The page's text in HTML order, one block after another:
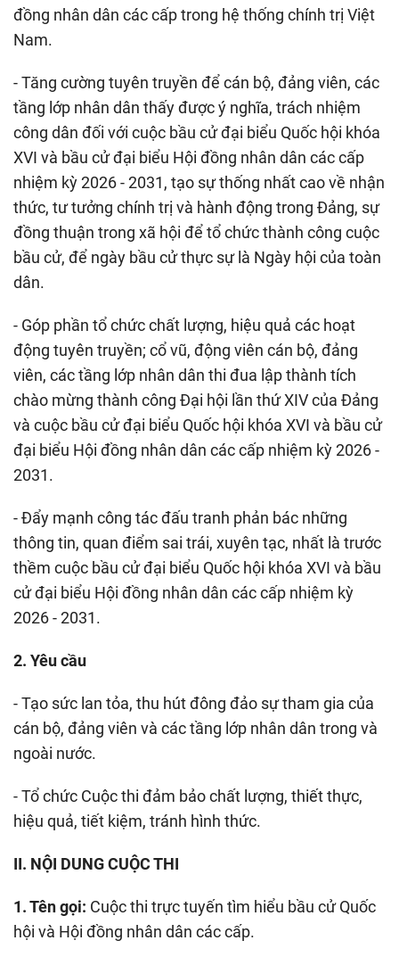
đồng nhân dân các cấp trong hệ thống chính trị Việt
Nam.
- Tăng cường tuyên truyền để cán bộ, đảng viên, các
tầng lớp nhân dân thấy được ý nghĩa, trách nhiệm
công dân đối với cuộc bầu cử đại biểu Quốc hội khóa
XVI và bầu cử đại biểu Hội đồng nhân dân các cấp
nhiệm kỳ 2026 - 2031, tạo sự thống nhất cao về nhận
thức, tư tưởng chính trị và hành động trong Đảng, sự
đồng thuận trong xã hội để tổ chức thành công cuộc
bầu cử, để ngày bầu cử thực sự là Ngày hội của toàn
dân.
- Góp phần tổ chức chất lượng, hiệu quả các hoạt
động tuyên truyền; cổ vũ, động viên cán bộ, đảng
viên, các tầng lớp nhân dân thi đua lập thành tích
chào mừng thành công Đại hội lần thứ XIV của Đảng
và cuộc bầu cử đại biểu Quốc hội khóa XVI và bầu cử
đại biểu Hội đồng nhân dân các cấp nhiệm kỳ 2026 -
2031.
- Đẩy mạnh công tác đấu tranh phản bác những
thông tin, quan điểm sai trái, xuyên tạc, nhất là trước
thềm cuộc bầu cử đại biểu Quốc hội khóa XVI và bầu
cử đại biểu Hội đồng nhân dân các cấp nhiệm kỳ
2026 - 2031.
2. Yêu cầu
- Tạo sức lan tỏa, thu hút đông đảo sự tham gia của
cán bộ, đảng viên và các tầng lớp nhân dân trong và
ngoài nước.
- Tổ chức Cuộc thi đảm bảo chất lượng, thiết thực,
hiệu quả, tiết kiệm, tránh hình thức.
II. NỘI DUNG CUỘC THI
1. Tên gọi: Cuộc thi trực tuyến tìm hiểu bầu cử Quốc
hội và Hội đồng nhân dân các cấp.